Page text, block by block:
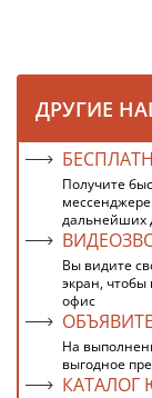
ДРУГИЕ
Получите
дальнейших
Вы видите
экран, чтобы
офис
На
выгодное
КАТАЛОГ